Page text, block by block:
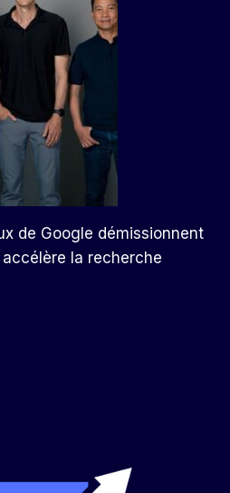
de Google démissionnent
la recherche